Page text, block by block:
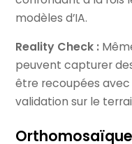
modèles d’IA.
Reality Check :
peuvent capturer
être recoupées avec
validation sur le